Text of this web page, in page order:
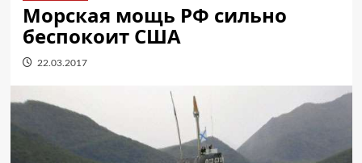
Морская мощь РФ сильно
беспокоит США
22.03.2017